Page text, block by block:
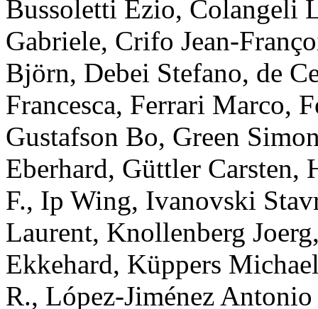
Bussoletti Ezio, Colangeli
Gabriele, Crifo Jean-
Björn, Debei Stefano, de
Francesca, Ferrari Marco,
Gustafson Bo, Green
Eberhard, Güttler Carsten,
F., Ip Wing, Ivanovski
Laurent, Knollenberg Joerg
Ekkehard, Küppers
R., López-Jiménez Antonio